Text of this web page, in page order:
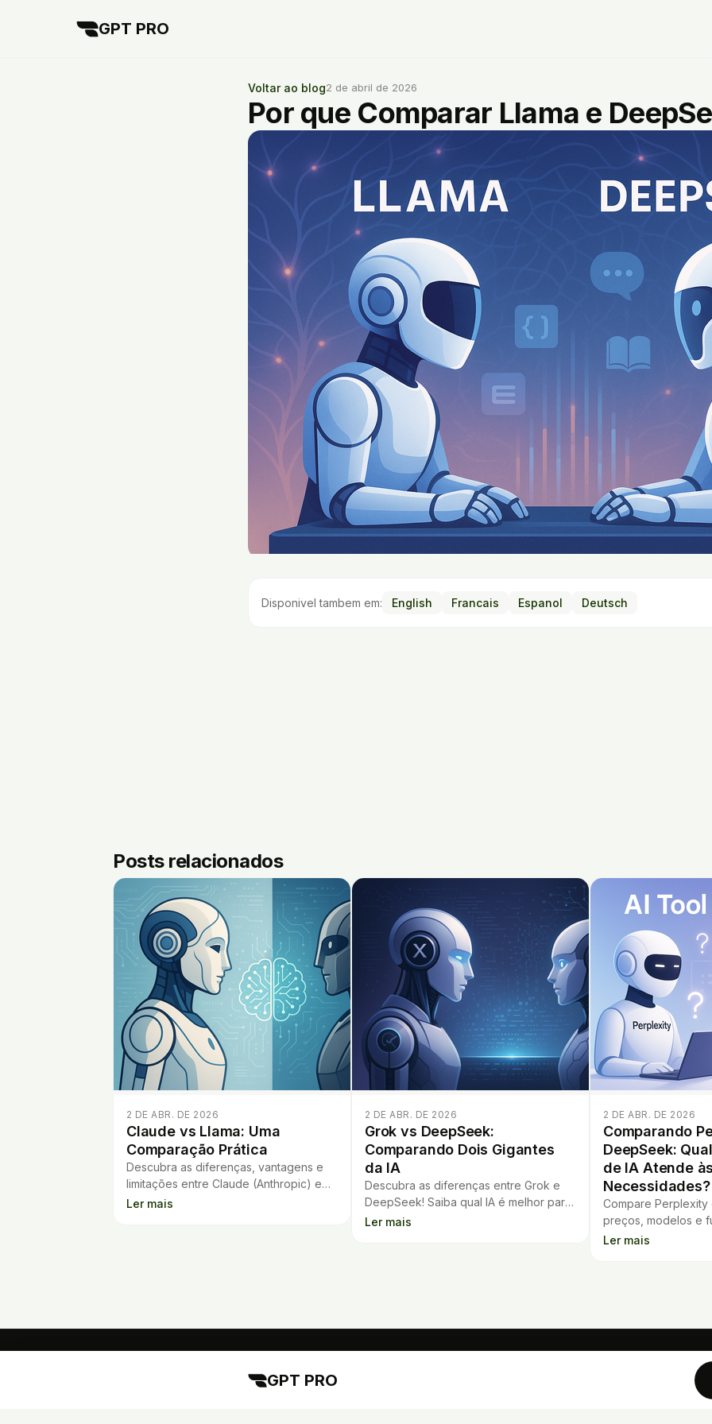
GPT PRO
Voltar ao blog2 de abril de 2026
Por que Comparar Llama e
Disponivel tambem em: English Francais Espanol Deutsch
Posts relacionados
2 DE ABR. DE 2026
Claude vs Llama: Uma
Comparação Prática
Descubra as diferenças, vantagens e
limitações entre Claude (Anthropic) e
Llama (Meta) nesta análise prática para
Ler mais
2 DE ABR. DE 2026
Grok vs DeepSeek:
Comparando Dois Gigantes
da IA
Descubra as diferenças entre Grok e
DeepSeek! Saiba qual IA é melhor para
criação de conteúdo, análise e
Ler mais
2 DE ABR. DE 2026
Comparando
DeepSeek:
de IA Atende
Necessidades?
Compare
preços, modelos e
Descubra qual
Ler mais
Calculadora de
GPT PRO